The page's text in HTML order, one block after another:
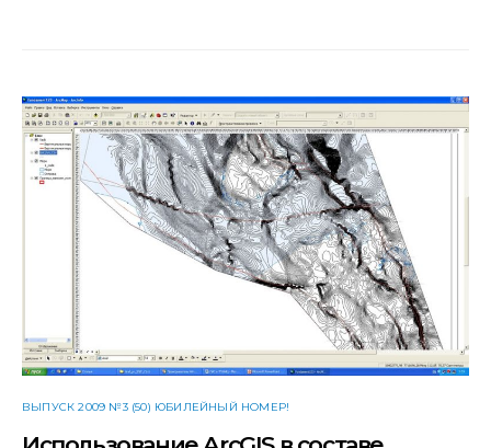
ВЫПУСК 2009 №3 (50) ЮБИЛЕЙНЫЙ НОМЕР!